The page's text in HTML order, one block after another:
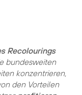
Recolourings
bundesweiten
konzentrieren,
den Vorteilen